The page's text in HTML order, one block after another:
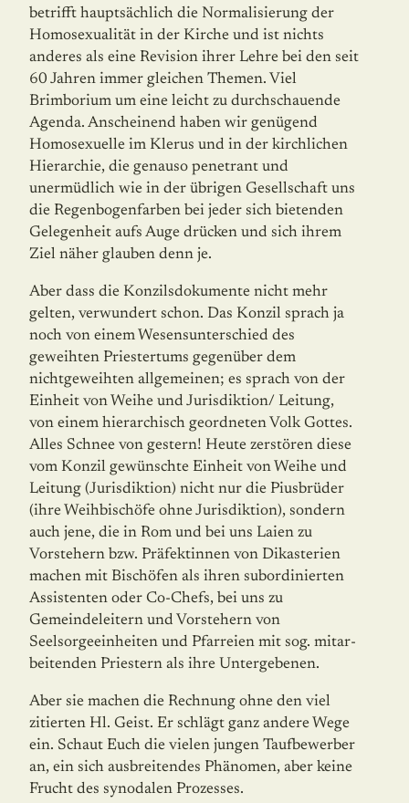
betrifft hauptsächlich die Normalisierung der
Homo­sexualität in der Kirche und ist nichts
anderes als eine Revision ihrer Lehre bei den seit
60 Jahren immer gleichen Themen. Viel
Brimborium um eine leicht zu durchschauende
Agenda. Anscheinend haben wir genügend
Homosexuelle im Klerus und in der kirchlichen
Hierarchie, die genauso penetrant und
unermüdlich wie in der übrigen Gesellschaft uns
die Regenbo­genfarben bei jeder sich bietenden
Gelegenheit aufs Auge drücken und sich ihrem
Ziel näher glauben denn je.
Aber dass die Konzilsdokumente nicht mehr
gelten, verwundert schon. Das Konzil sprach ja
noch von einem Wesensunterschied des
geweihten Priestertums gegenüber dem
nichtgeweihten allgemeinen; es sprach von der
Einheit von Weihe und Jurisdiktion/ Leitung,
von einem hierarchisch geordneten Volk Gottes.
Alles Schnee von gestern! Heute zerstören diese
vom Konzil gewünschte Einheit von Weihe und
Leitung (Juris­diktion) nicht nur die Piusbrüder
(ihre Weihbischöfe ohne Jurisdiktion), sondern
auch jene, die in Rom und bei uns Laien zu
Vorstehern bzw. Präfektinnen von Dikasterien
machen mit Bischöfen als ihren subordinierten
Assistenten oder Co-Chefs, bei uns zu
Gemeindeleitern und Vorstehern von
Seelsorgeeinheiten und Pfarreien mit sog. mitar­
beitenden Priestern als ihre Untergebenen.
Aber sie machen die Rechnung ohne den viel
zitierten Hl. Geist. Er schlägt ganz andere Wege
ein. Schaut Euch die vielen jungen Taufbewerber
an, ein sich ausbreitendes Phä­no­men, aber keine
Frucht des synodalen Prozesses.